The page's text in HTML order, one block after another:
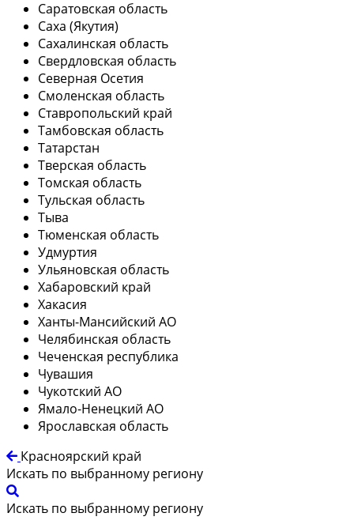
Саратовская область
Саха (Якутия)
Сахалинская область
Свердловская область
Северная Осетия
Смоленская область
Ставропольский край
Тамбовская область
Татарстан
Тверская область
Томская область
Тульская область
Тыва
Тюменская область
Удмуртия
Ульяновская область
Хабаровский край
Хакасия
Ханты-Мансийский АО
Челябинская область
Чеченская республика
Чувашия
Чукотский АО
Ямало-Ненецкий АО
Ярославская область
Красноярский край
Искать по выбранному региону
Искать по выбранному региону